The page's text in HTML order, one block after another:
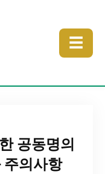
☰
공동명의
주의사항